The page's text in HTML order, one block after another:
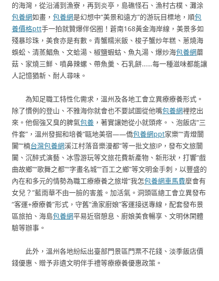
的海灣，從沿浦到漁寮，再到炎亭，島礁怪石、漁村古樸、灘涂
包養網如畫， 包養網是幻想中“美景和遠方”的游玩目標地，順包
養價格ptt手一拍就贊爆伴侶圈！蒼南168黃金海岸線，美景多如
殘暴珍珠，美食亦是有數。青蟹糯米飯、梭子蟹炒年糕、蔥燒海
蜈蚣、清蒸鯧魚、文蛤湯、椒鹽蝦蛄、魚丸湯、爆炒海包養網蘑
菇、家燒三鮮、噴鼻辣螺、帶魚羹、石乳餅……每一種滋味都能讓
人記憶猶新、耐人尋味。
為知足職工特性化需求，溫州及各地工會立異療療養形式。
除了慣例的登山、不雅海你就會也不要試圖從他嘴包養網裡挖出
來。他倔強又臭的脾氣包養 ，著實讓她從小就頭疼。、泡飯店“三
件套”，溫州發掘和培養“甌地美宿——僑包養網ppt家樂”“青燈闤
闠”“楠台灣包養網溪江村落音樂漫都”等一批文旅IP，發布文旅闤
闠、沉醉式演藝、冰雪游玩等文旅花費新產物、新形狀，打響“戲
曲故鄉”“歌舞之都”“字畫名城”“百工之鄉”等文明金手刺，以豐盛的
內在和多元的情勢為職工療療養之旅增“我怎包養網車馬費麼會有
女兒？”藍雨華不由一臉的害羞。加活氣。洞頭區總工會立異發布
“客運+療療養”形式，守舊“漁家廚娘”客運接送專線，配套發布景
區旅拍、海島包養網平易近宿憩息、廚娘美食暢享、文明休閑體
驗等辦事。
此外，溫州各地紛紜出臺部門景區門票不花錢、淡季飯店價
錢優惠、贈予非遺文明伴手禮等療療養優惠政策。